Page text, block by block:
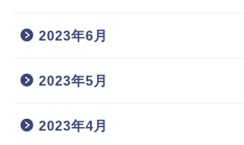
2023年6月
2023年5月
2023年4月